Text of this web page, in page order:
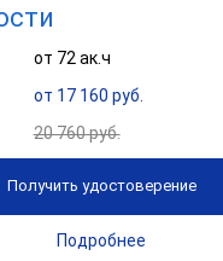
от 72 ак.ч
от 17 160 руб.
20 760 руб.
Получить удостоверение
Подробнее